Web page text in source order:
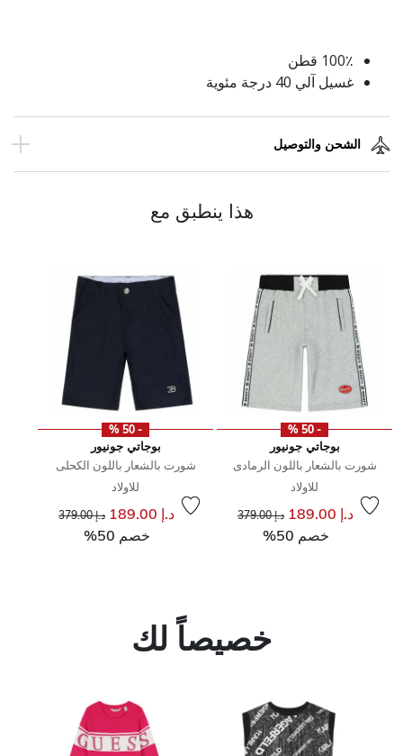
100٪ قطن
غسيل آلي 40 درجة مئوية
الشحن والتوصيل
هذا ينطبق مع
- 50 %
بوجاتي جونيور
شورت بالشعار باللون الرمادى
للاولاد
د.إ 189.00 سعر مخفض من د.إ 379.00 إلى
خصم 50%
- 50 %
بوجاتي جونيور
شورت بالشعار باللون الكحلى
للاولاد
د.إ 189.00 سعر مخفض من د.إ 379.00 إلى
خصم 50%
خصيصاً لك